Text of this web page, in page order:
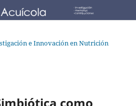
e Innovación en Nutrición